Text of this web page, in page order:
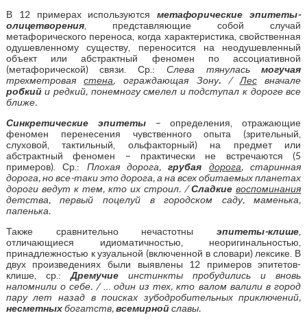
В 12 примерах используютсяметафорические эпитеты-
олицетворения, представляющие собой случай
метафорического переноса, когда характеристика, свойственная
одушевленному существу, переносится на неодушевленный
объект или абстрактный феномен по ассоциативной
(метафорической) связи. Ср.: Слева тянуласьмогучая
трехметроваястена, ограждающая Зону./ Лесвначале
робкийи редкий, понемногу смелел и подступал к дороге все
ближе.
Синкретические эпитеты– определения, отражающие
феномен перенесения чувственного опыта (зрительный,
слуховой, тактильный, ольфакторный) на предмет или
абстрактный феномен – практически не встречаются (5
примеров). Ср.: Плохая дорога,грубая дорога, старинная
дорога, но все-таки это дорога, а на всех обитаемых планетах
дороги ведут к тем, кто их строил. /Сладкиевоспоминания
детства, первый поцелуй в городском саду, маменька,
папенька.
Также сравнительно нечастотныэпитеты-клише
отличающиеся идиоматичностью, неоригинальностью,
принадлежностью к узуальной (включенной в словари) лексике. В
двух произведениях были выявлены 12 примеров эпитетов-
клише, ср.:
Дремучиеинстинкты пробудились и вновь
напомнили о себе. /
одиниз тех, кто валом валили в город
пару лет назад в поисках зубодробительных приключений,
несметныхбогатств,всемирнойславы.